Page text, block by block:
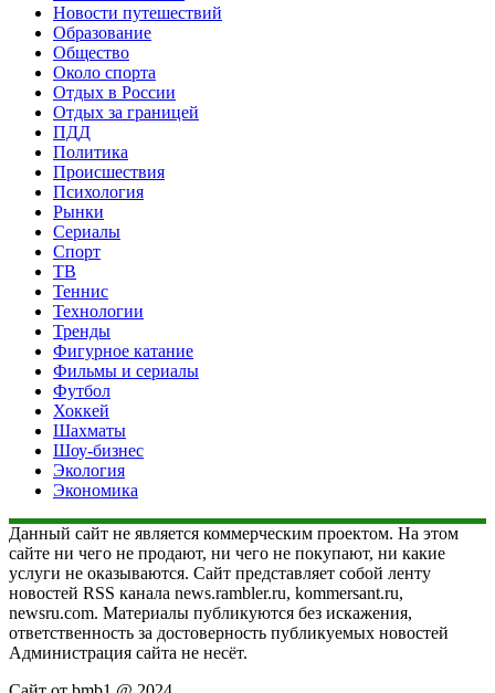
Новости путешествий
Образование
Общество
Около спорта
Отдых в России
Отдых за границей
ПДД
Политика
Происшествия
Психология
Рынки
Сериалы
Спорт
ТВ
Теннис
Технологии
Тренды
Фигурное катание
Фильмы и сериалы
Футбол
Хоккей
Шахматы
Шоу-бизнес
Экология
Экономика
Данный сайт не является коммерческим проектом. На этом
сайте ни чего не продают, ни чего не покупают, ни какие
услуги не оказываются. Сайт представляет собой ленту
новостей RSS канала news.rambler.ru, kommersant.ru,
newsru.com. Материалы публикуются без искажения,
ответственность за достоверность публикуемых новостей
Администрация сайта не несёт.